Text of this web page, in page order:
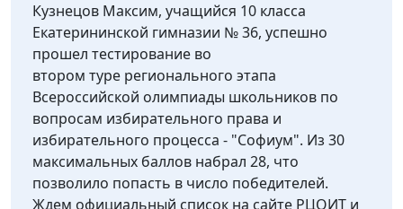
Кузнецов Максим, учащийся 10 класса
Екатерининской гимназии № 36, успешно
прошел тестирование во
втором туре регионального этапа
Всероссийской олимпиады школьников по
вопросам избирательного права и
избирательного процесса - "Софиум". Из 30
максимальных баллов набрал 28, что
позволило попасть в число победителей.
Ждем официальный список на сайте РЦОИТ и